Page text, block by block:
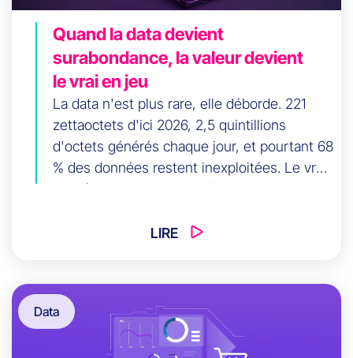
Quand la data devient
surabondance, la valeur devient
le vrai en jeu
La data n'est plus rare, elle déborde. 221
zettaoctets d'ici 2026, 2,5 quintillions
d'octets générés chaque jour, et pourtant 68
% des données restent inexploitées. Le vrai
problème n'est plus la collecte, mais la
entreprises data-driven obtiennent 23 fois
moment.
LIRE
Data